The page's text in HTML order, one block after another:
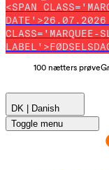
<SPAN
CLASS='MARQUEE-
100 nætters prøve
DK | Danish
Toggle menu